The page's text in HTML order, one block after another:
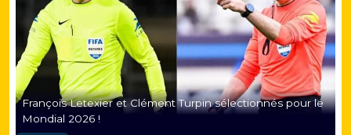
François Letexier et Clément Turpin sélectionnés pour le
Mondial 2026 !